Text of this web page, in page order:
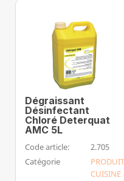
Dégraissant
Désinfectant
Chloré Deterquat
AMC 5L
Code article:
2.705
Catégorie
PRODUIT
CUISINE